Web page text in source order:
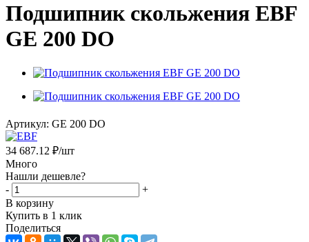
Подшипник скольжения EBF
GE 200 DO
Артикул: GE 200 DO
34 687.12 ₽/шт
Много
Нашли дешевле?
-
+
В корзину
Купить в 1 клик
Поделиться